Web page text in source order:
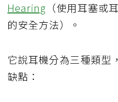
Hearing （使用耳塞或
的安全方法）。
它說耳機分為三種類型
缺點：